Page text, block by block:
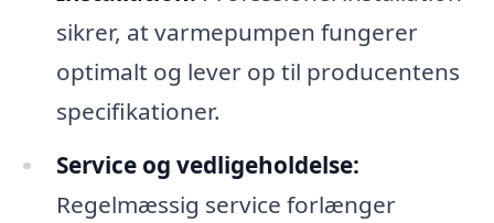
sikrer, at varmepumpen fungerer
optimalt og lever op til producentens
specifikationer.
Service og vedligeholdelse:
Regelmæssig service forlænger